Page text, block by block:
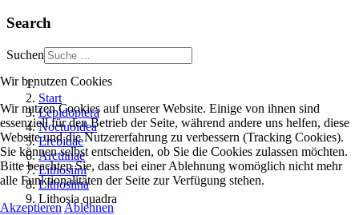
Search
Suchen
Start
Lepidoptera
Noctuoidea
Erebidae
Arctiinae
Lithosiini
Lithosiina
Lithosia quadra
Wir benutzen Cookies
Wir nutzen Cookies auf unserer Website. Einige von ihnen sind
essenziell für den Betrieb der Seite, während andere uns helfen, diese
Website und die Nutzererfahrung zu verbessern (Tracking Cookies).
Sie können selbst entscheiden, ob Sie die Cookies zulassen möchten.
Bitte beachten Sie, dass bei einer Ablehnung womöglich nicht mehr
alle Funktionalitäten der Seite zur Verfügung stehen.
AkzeptierenAblehnen